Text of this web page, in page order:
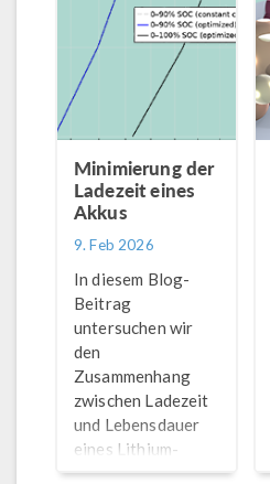
Minimierung der
Ladezeit eines
Akkus
9. Feb 2026
In diesem Blog-
Beitrag
untersuchen wir
den
Zusammenhang
zwischen Ladezeit
und Lebensdauer
eines Lithium-
Ionen-Akkus